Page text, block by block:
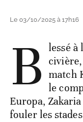
Le 03/10/2025 à 17h16
B lessé à
match
le
Europa,
fouler les